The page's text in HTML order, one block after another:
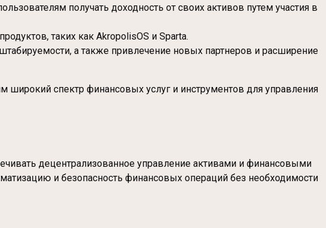
получать доходность от своих активов путем участия в
таких как AkropolisOS и Sparta.
а также привлечение новых партнеров и расширение
спектр финансовых услуг и инструментов для управления
децентрализованное управление активами и финансовыми
и безопасность финансовых операций без необходимости